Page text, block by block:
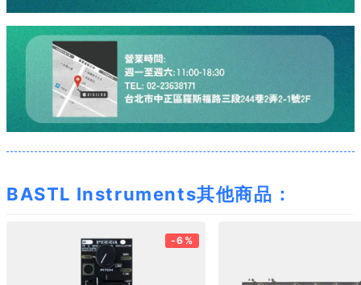
BASTL Instruments其他商品：
-6%